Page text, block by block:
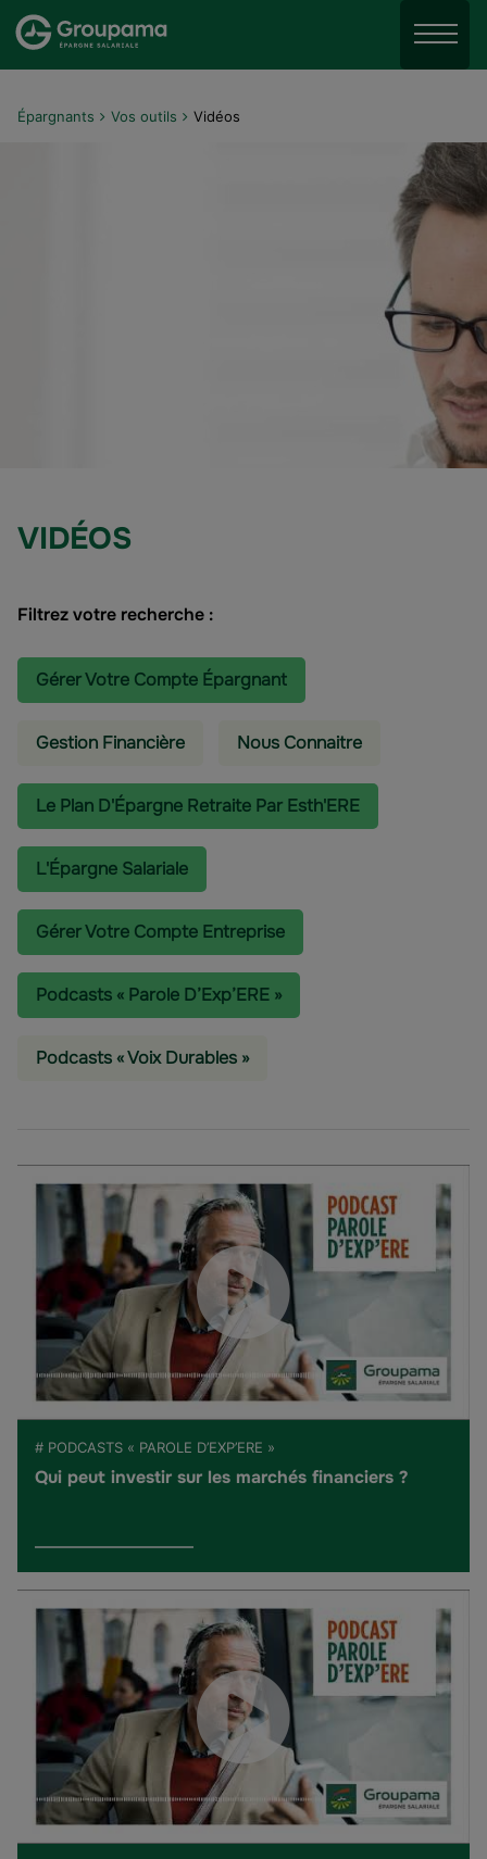
Aller au menu
Aller au contenu
Menu
Épargnants Vos outils Vidéos
VIDÉOS
Filtrez votre recherche :
Gérer Votre Compte Épargnant
Gestion Financière Nous Connaitre
Le Plan D'Épargne Retraite Par Esth'ERE
L'épargne Salariale
Gérer Votre Compte Entreprise
Podcasts « Parole D’Exp’ERE »
Podcasts « Voix Durables »
# PODCASTS « PAROLE D’EXP’ERE »
Qui peut investir sur les marchés financiers ?